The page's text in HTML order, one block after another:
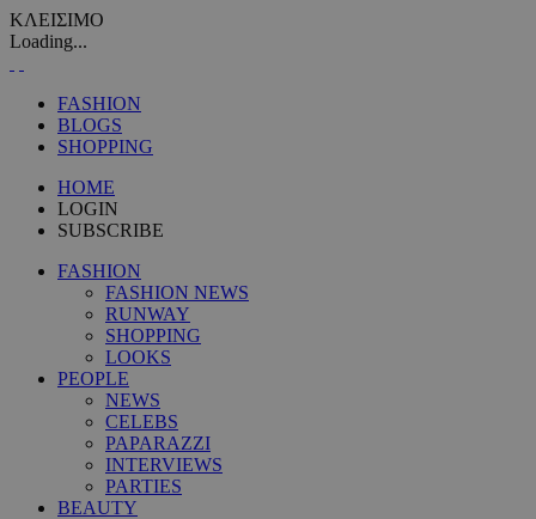
ΚΛΕΙΣΙΜΟ
Loading...
FASHION
BLOGS
SHOPPING
HOME
LOGIN
SUBSCRIBE
FASHION
FASHION NEWS
RUNWAY
SHOPPING
LOOKS
PEOPLE
NEWS
CELEBS
PAPARAZZI
INTERVIEWS
PARTIES
BEAUTY